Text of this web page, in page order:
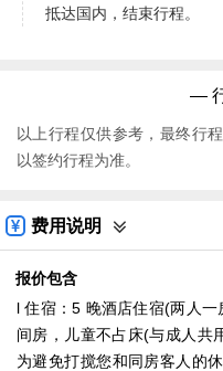
抵达国内，结束行程。
—
以上行程仅供参考，最终行
以签约行程为准。
费用说明
报价包含
l 住宿：5 晚酒店住宿(两人
间房，儿童不占床(与成人共
为避免打搅您和同房客人的